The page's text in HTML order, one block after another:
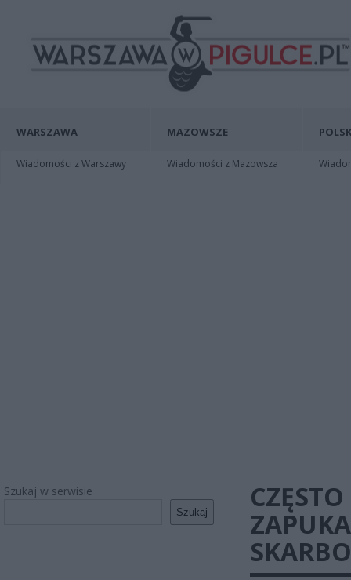
WARSZAWA
Wiadomości z Warszawy
MAZOWSZE
Wiadomości z Mazowsza
Szukaj w serwisie
Szukaj